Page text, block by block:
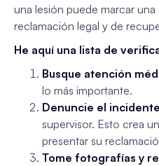
una lesión puede marcar
reclamación legal y de
He aquí una lista de
Busque atención
lo más importante.
Denuncie el
supervisor. Esto crea
presentar su
Tome fotografías y